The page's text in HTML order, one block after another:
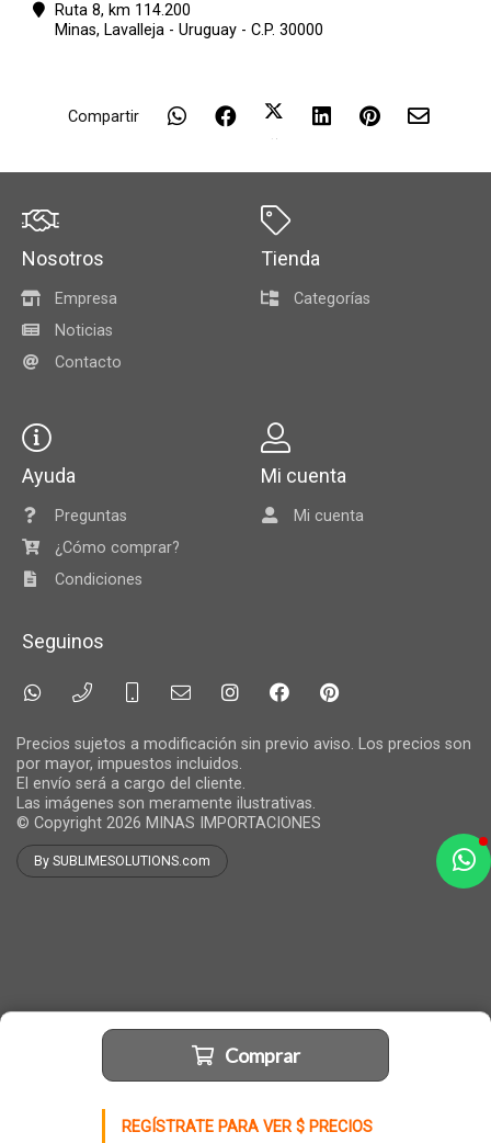
Comprar
REGÍSTRATE PARA VER $ PRECIOS
Ruta 8, km 114.200
Minas, Lavalleja - Uruguay - C.P. 30000
Compartir
Nosotros
Empresa
Noticias
Contacto
Tienda
Categorías
Ayuda
Preguntas
¿Cómo comprar?
Condiciones
Mi cuenta
Mi cuenta
Seguinos
Precios sujetos a modificación sin previo aviso. Los precios son
por mayor, impuestos incluidos.
El envío será a cargo del cliente.
Las imágenes son meramente ilustrativas.
© Copyright 2026 MINAS IMPORTACIONES
By SUBLIMESOLUTIONS.com